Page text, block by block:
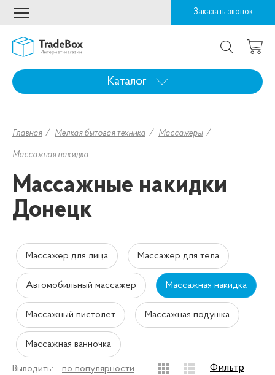
Заказать звонок
Каталог
Главная Мелкая бытовая техника Массажеры
Массажная накидка
Массажные накидки
Донецк
Массажер для лица Массажер для тела
Автомобильный массажер Массажная накидка
Массажный пистолет Массажная подушка
Массажная ванночка
Выводить: по популярности Фильтр